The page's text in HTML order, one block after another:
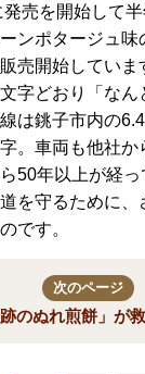
発売を開始して
ンポタージュ味
売開始していま
字どおり「なん
は銚子市内の
。車両も他社
50年以上が経
を守るために、
です。
次のページ
跡のぬれ煎餅」が